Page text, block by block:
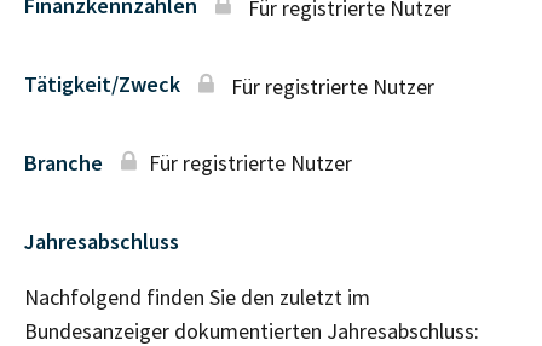
Für registrierte Nutzer
Tätigkeit/Zweck Für registrierte Nutzer
Branche Für registrierte Nutzer
Jahresabschluss
Nachfolgend finden Sie den zuletzt im
Bundesanzeiger dokumentierten Jahresabschluss: